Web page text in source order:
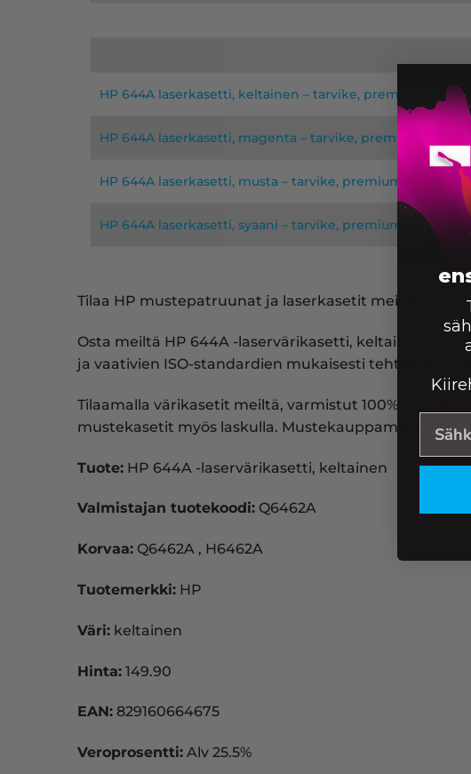
HP 644A laserkasetti, keltainen – tarvike, premium
HP 644A laserkasetti, magenta – tarvike, premium
HP 644A laserkasetti, musta – tarvike, premium
HP 644A laserkasetti, syaani – tarvike, premium
Tilaa HP mustepatruunat ja laserkasetit meiltä
Osta meiltä HP 644A -laservärikasetti, keltainen
ja vaativien ISO-standardien mukaisesti tehtaalla
Tilaamalla värikasetit meiltä, varmistut 100%:sti
mustekasetit myös laskulla. Mustekauppamme
Tuote: HP 644A -laservärikasetti, keltainen
Valmistajan tuotekoodi: Q6462A
Korvaa: Q6462A , H6462A
Tuotemerkki: HP
Väri: keltainen
Hinta: 149.90
EAN: 829160664675
Veroprosentti: Alv 25.5%